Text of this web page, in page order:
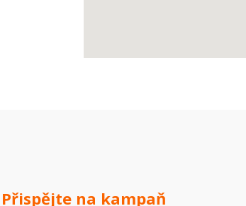
Přispějte na kampaň